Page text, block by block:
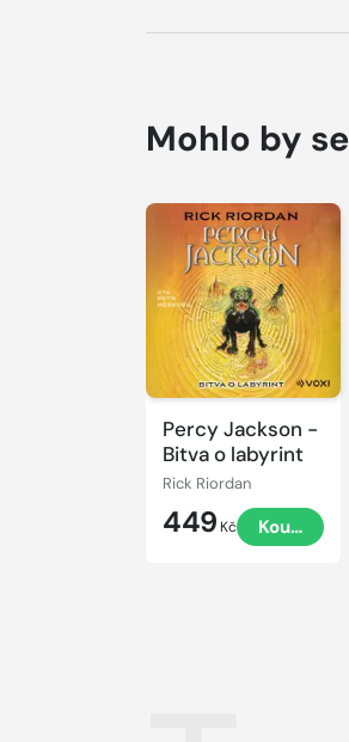
Mohlo by
Percy Jackson -
Bitva o labyrint
Rick Riordan
449 Kč Koupit
Přehrát
ukázku